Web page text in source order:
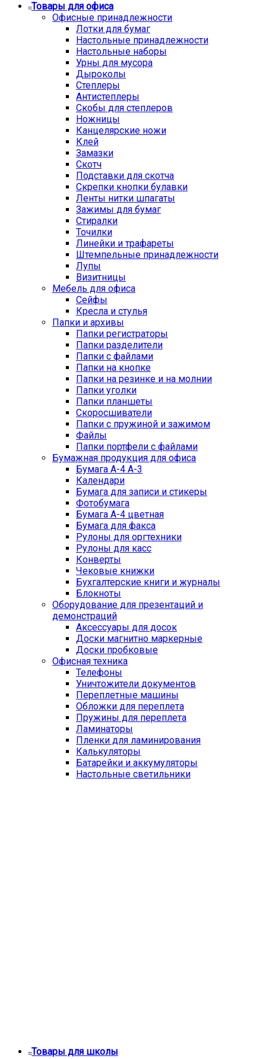
Товары для офиса
Офисные принадлежности
Лотки для бумаг
Настольные принадлежности
Настольные наборы
Урны для мусора
Дыроколы
Степлеры
Антистеплеры
Скобы для степлеров
Ножницы
Канцелярские ножи
Клей
Замазки
Скотч
Подставки для скотча
Скрепки кнопки булавки
Ленты нитки шпагаты
Зажимы для бумаг
Стиралки
Точилки
Линейки и трафареты
Штемпельные принадлежности
Лупы
Визитницы
Мебель для офиса
Сейфы
Кресла и стулья
Папки и архивы
Папки регистраторы
Папки разделители
Папки с файлами
Папки на кнопке
Папки на резинке и на молнии
Папки уголки
Папки планшеты
Скоросшиватели
Папки с пружиной и зажимом
Файлы
Папки портфели с файлами
Бумажная продукция для офиса
Бумага А-4 А-3
Календари
Бумага для записи и стикеры
Фотобумага
Бумага А-4 цветная
Бумага для факса
Рулоны для оргтехники
Рулоны для касс
Конверты
Чековые книжки
Бухгалтерские книги и журналы
Блокноты
Оборудование для презентаций и
демонстраций
Аксессуары для досок
Доски магнитно маркерные
Доски пробковые
Офисная техника
Телефоны
Уничтожители документов
Переплетные машины
Обложки для переплета
Пружины для переплета
Ламинаторы
Пленки для ламинирования
Калькуляторы
Батарейки и аккумуляторы
Настольные светильники
Товары для школы